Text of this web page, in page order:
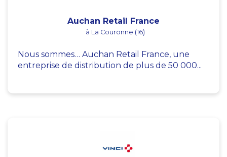
Auchan Retail France
à La Couronne (16)
Nous sommes… Auchan Retail France, une
entreprise de distribution de plus de 50 000...